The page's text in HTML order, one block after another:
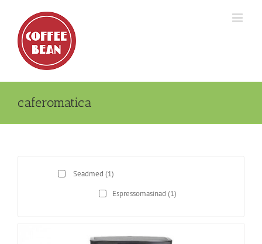
content
caferomatica
Seadmed (1)
Espressomasinad (1)